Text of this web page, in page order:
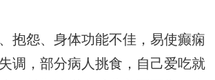
抱怨、身体功能不佳，易使癫痫
调，部分病人挑食，自己爱吃就